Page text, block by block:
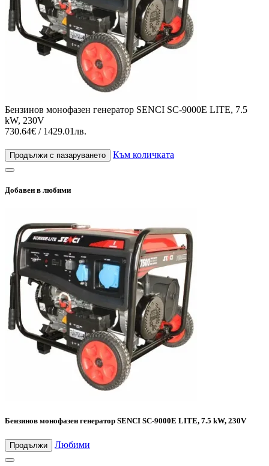
Бензинов монофазен генератор SENCI SC-9000E LITE, 7.5
kW, 230V
730.64€ / 1429.01лв.
Продължи с пазаруването Към количката
Добавен в любими
Бензинов монофазен генератор SENCI SC-9000E LITE, 7.5 kW, 230V
Продължи Любими